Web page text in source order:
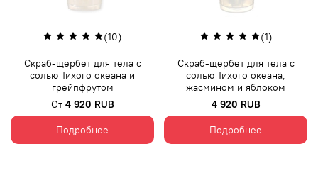
(10)
Скраб-щербет для тела с
солью Тихого океана и
грейпфрутом
От 4 920 RUB
Подробнее
(1)
Скраб-щербет для тела с
солью Тихого океана,
жасмином и яблоком
4 920 RUB
Подробнее